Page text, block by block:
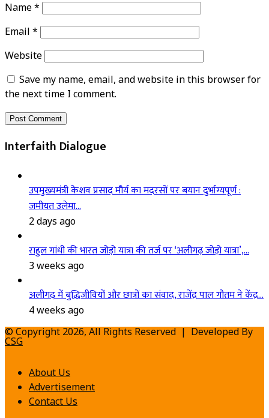
Name*
Email *
Website
Save my name, email, and website in this browser for
the next time I comment.
Interfaith Dialogue
उपमुख्यमंत्री केशव प्रसाद मौर्य का मदरसों पर बयान दुर्भाग्यपूर्ण :
जमीयत उलेमा…
2 days ago
राहुल गांधी की भारत जोड़ो यात्रा की तर्ज पर ‘अलीगढ़ जोड़ो यात्रा’,…
3 weeks ago
अलीगढ़ में बुद्धिजीवियों और छात्रों का संवाद, राजेंद्र पाल गौतम ने केंद्र…
4 weeks ago
© Copyright 2026, All Rights Reserved | Developed By
CSG
About Us
Advertisement
Contact Us